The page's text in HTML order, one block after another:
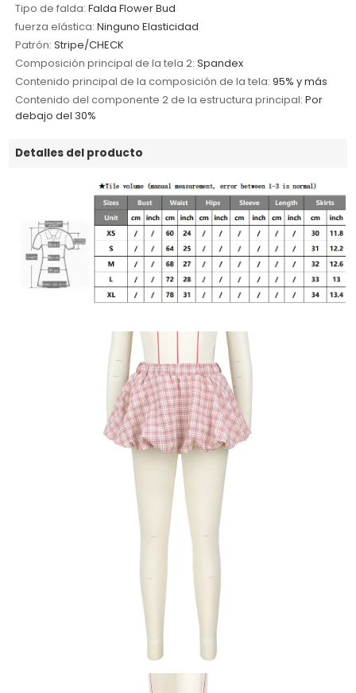
Tipo de falda: Falda Flower Bud
fuerza elástica: Ninguno Elasticidad
Patrón: Stripe/CHECK
Composición principal de la tela 2: Spandex
Contenido principal de la composición de la tela: 95% y más
Contenido del componente 2 de la estructura principal: Por
debajo del 30%
Detalles del producto